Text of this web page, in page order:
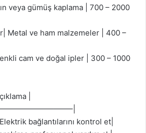
veya gümüş kaplama | 700 – 2000
Metal ve ham malzemeler | 400 –
cam ve doğal ipler | 300 – 1000
|
bağlantılarını kontrol et|